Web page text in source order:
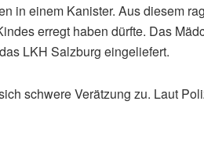
in einem Kanister. Aus diesem
erregt haben dürfte. Das
LKH Salzburg eingeliefert.
schwere Verätzung zu. Laut